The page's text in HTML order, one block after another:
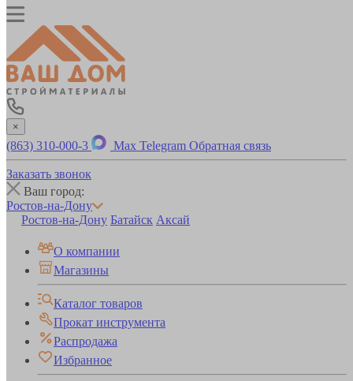
×
(863) 310-000-3 Max Telegram Обратная связь
Заказать звонок
Ваш город:
Ростов-на-Дону
Ростов-на-Дону Батайск Аксай
О компании
Магазины
Каталог товаров
Прокат инструмента
Распродажа
Избранное